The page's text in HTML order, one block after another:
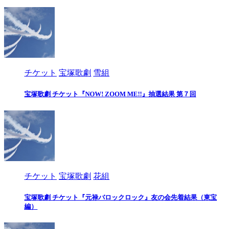
チケット 宝塚歌劇 雪組
宝塚歌劇 チケット『NOW! ZOOM ME!!』抽選結果 第７回
チケット 宝塚歌劇 花組
宝塚歌劇 チケット『元禄バロックロック』友の会先着結果（東宝
編）